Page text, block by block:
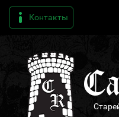
Контакты